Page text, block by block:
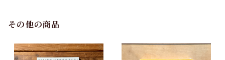
その他の商品